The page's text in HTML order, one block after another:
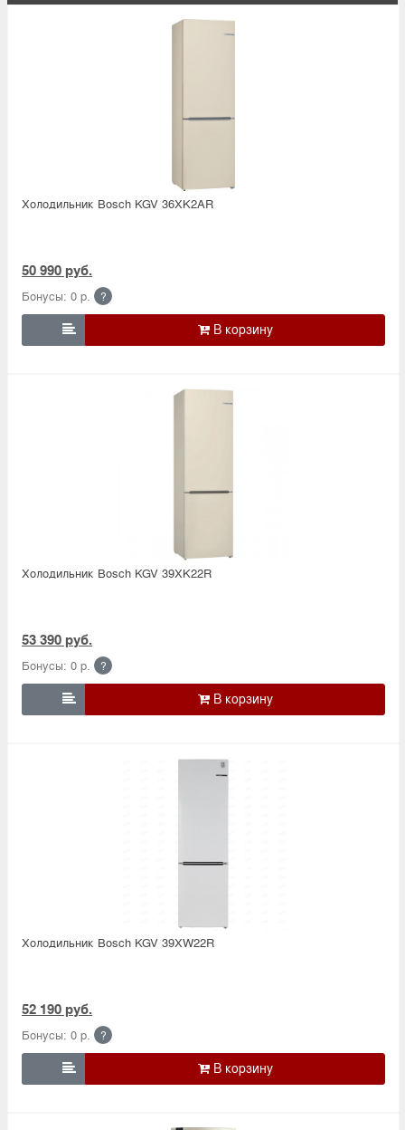
Холодильник Bosсh KGV 36XK2AR
50 990 руб.
Бонусы: 0 р. ?

Холодильник Bosсh KGV 39XK22R
53 390 руб.
Бонусы: 0 р. ?

Холодильник Bosсh KGV 39XW22R
52 190 руб.
Бонусы: 0 р. ?
